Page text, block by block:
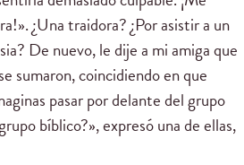
¿Una traidora? ¿Por asistir a un
De nuevo, le dije a mi amiga que
sumaron, coincidiendo en que
pasar por delante del grupo
bíblico?», expresó una de ellas,